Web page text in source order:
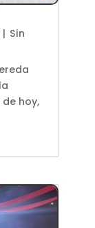
| Sin
hoy,